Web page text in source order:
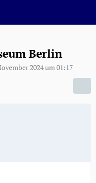
Berlin
2024 um 01:17